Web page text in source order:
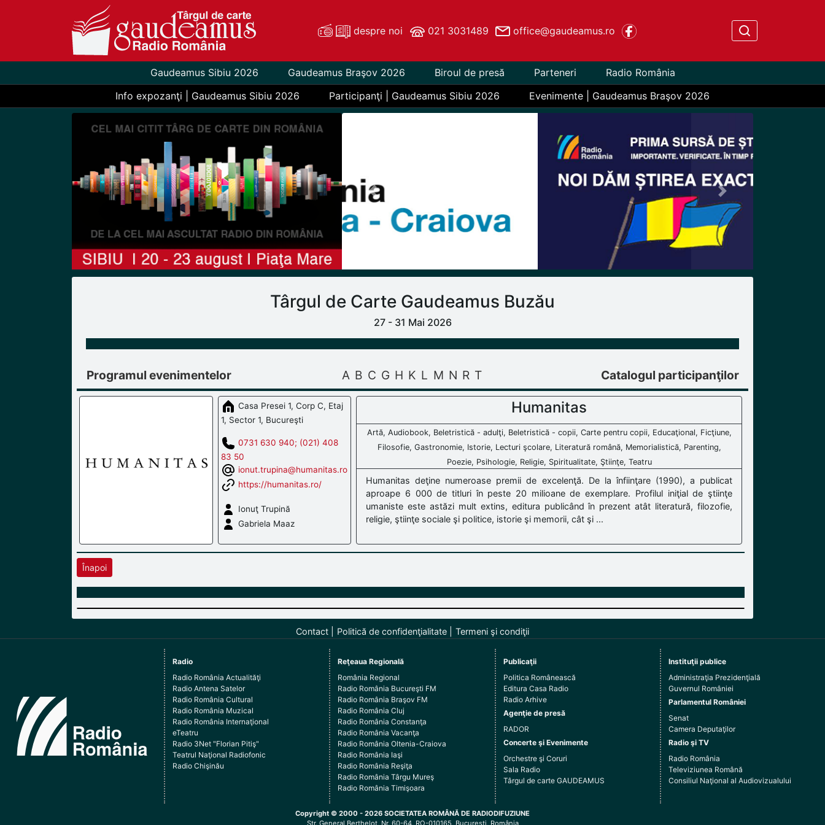
despre noi 021 3031489 office@gaudeamus.ro
Gaudeamus Sibiu 2026 Gaudeamus Braşov 2026 Biroul de presă Parteneri
Radio România
Info expozanţi | Gaudeamus Sibiu 2026
Participanţi | Gaudeamus Sibiu 2026 Evenimente | Gaudeamus Braşov 2026
Previous Next
Târgul de Carte Gaudeamus Buzău
27 - 31 Mai 2026
Programul evenimentelor A B C G H K L M N R T Catalogul participanţilor
Casa Presei 1, Corp C, Etaj
1, Sector 1, Bucureşti
0731 630 940; (021) 408
83 50
ionut.trupina@humanitas.ro
https://humanitas.ro/
Ionuţ Trupină
Gabriela Maaz
Humanitas
Artă, Audiobook, Beletristică - adulţi, Beletristică - copii, Carte pentru copii, Educaţional, Ficţiune,
Filosofie, Gastronomie, Istorie, Lecturi şcolare, Literatură română, Memorialistică, Parenting,
Poezie, Psihologie, Religie, Spiritualitate, Ştiinţe, Teatru
Humanitas deţine numeroase premii de excelenţă. De la înfiinţare (1990), a publicat
aproape 6 000 de titluri în peste 20 milioane de exemplare. Profilul iniţial de ştiinţe
umaniste este astăzi mult extins, editura publicând în prezent atât literatură, filozofie,
religie, ştiinţe sociale şi politice, istorie şi memorii, cât şi ...
Înapoi
Contact Politică de confidenţialitate Termeni şi condiţii
Radio
Radio România Actualităţi
Radio Antena Satelor
Radio România Cultural
Radio România Muzical
Radio România Internaţional
eTeatru
Radio 3Net "Florian Pitiş"
Teatrul Naţional Radiofonic
Radio Chişinău
Reţeaua Regională
România Regional
Radio România Bucureşti FM
Radio România Braşov FM
Radio România Cluj
Radio România Constanţa
Radio România Vacanţa
Radio România Oltenia-Craiova
Radio România Iaşi
Radio România Reşiţa
Radio România Târgu Mureş
Radio România Timişoara
Publicaţii
Politica Românească
Editura Casa Radio
Radio Arhive
Agenţie de presă
RADOR
Concerte şi Evenimente
Orchestre şi Coruri
Sala Radio
Târgul de carte GAUDEAMUS
Instituţii publice
Administraţia Prezidenţială
Guvernul României
Parlamentul României
Senat
Camera Deputaţilor
Radio şi TV
Radio România
Televiziunea Română
Consiliul Naţional al Audiovizualului
Copyright © 2000 - 2026 SOCIETATEA ROMÂNĂ DE RADIODIFUZIUNE
Str. General Berthelot, Nr. 60-64, RO-010165, Bucureşti, România